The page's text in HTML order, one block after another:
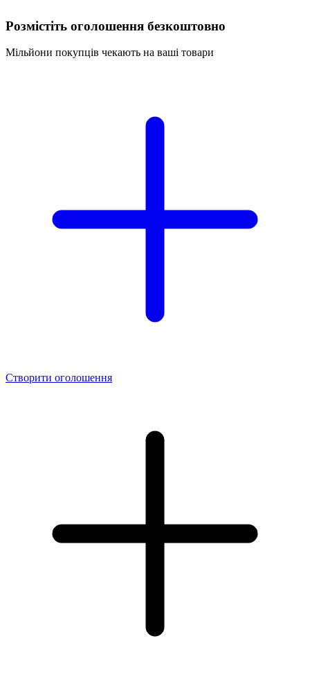
Розмістіть оголошення безкоштовно
Мільйони покупців чекають на ваші товари
Створити оголошення